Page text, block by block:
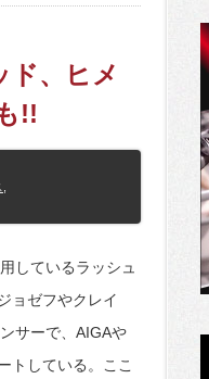
ド、ヒメ
!!
しているラッシュ
ョゼフやクレイ
サーで、AIGAや
トしている。ここ